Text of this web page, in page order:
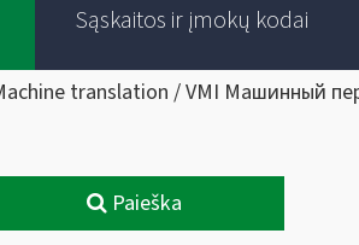
Sąskaitos ir įmokų kodai
translation / VMI Машинный
Paieška